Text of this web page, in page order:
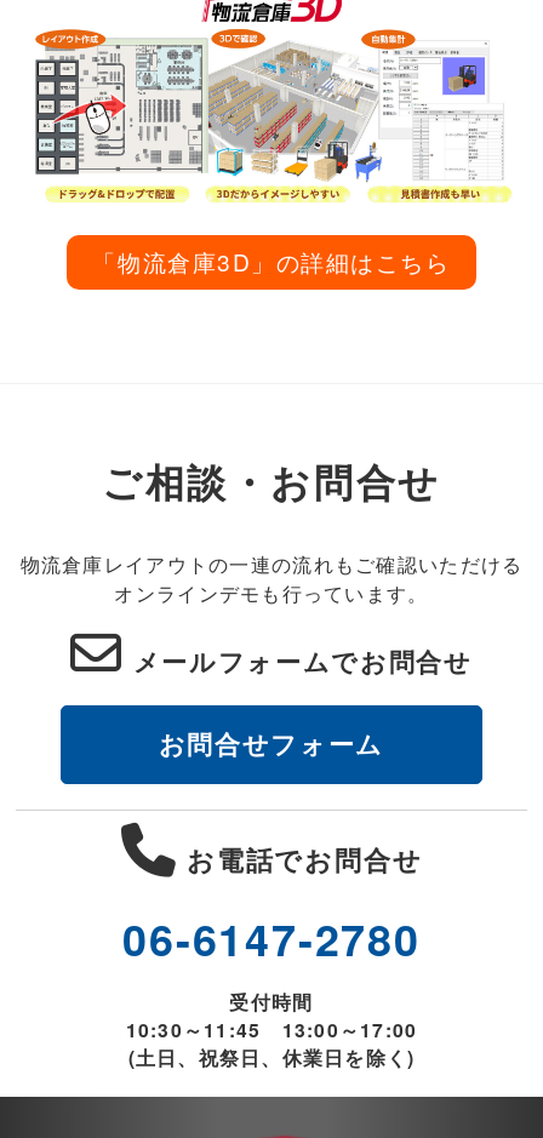
「物流倉庫3D」の詳細はこちら
ご相談・お問合せ
物流倉庫レイアウトの一連の流れもご確認いただける
オンラインデモも行っています。
メールフォームでお問合せ
お問合せフォーム
お電話でお問合せ
06-6147-2780
受付時間
10:30～11:45 13:00～17:00
(土日、祝祭日、休業日を除く)